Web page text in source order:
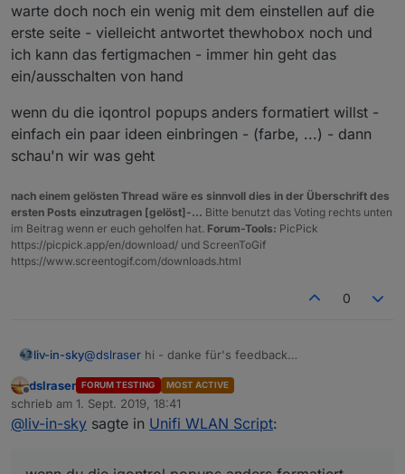
ich es gern unter Unifi finden möchte.
iQontrol als PopUp und iframe läuft auch, top!
warte doch noch ein wenig mit dem einstellen auf die
erste seite - vielleicht antwortet thewhobox noch und
ich kann das fertigmachen - immer hin geht das
ein/ausschalten von hand
wenn du die iqontrol popups anders formatiert willst -
einfach ein paar ideen einbringen - (farbe, ...) - dann
schau'n wir was geht
nach einem gelösten Thread wäre es sinnvoll dies in der Überschrift des
ersten Posts einzutragen [gelöst]-... Bitte benutzt das Voting rechts unten
im Beitrag wenn er euch geholfen hat. Forum-Tools: PicPick
https://picpick.app/en/download/ und ScreenToGif
https://www.screentogif.com/downloads.html
0
liv-in-sky@dslraser hi - danke für's feedback
schon angezeigt (status) - aber leider das ein-
ausschalten check ich nicht (wußte nicht mal, dass
man auf ein array triggern kann - siehe letzten post
wenn du die iqontrol popups anders formatiert willst
- einfach ein paar ideen einbringen - (farbe, ...) -
dann schau'n wir was geht
Offline
dslraser FORUM TESTING MOST ACTIVE
schrieb am 1. Sept. 2019, 18:41
zuletzt editiert von
@liv-in-sky sagte in Unifi WLAN Script: